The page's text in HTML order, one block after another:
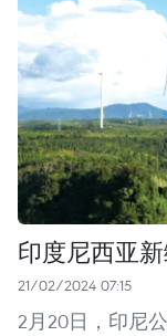
印度尼西亚
21/02/2024 07:15
2月20日，印尼